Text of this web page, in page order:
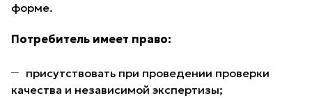
форме.
Потребитель имеет право:
присутствовать при проведении проверки
качества и независимой экспертизы;